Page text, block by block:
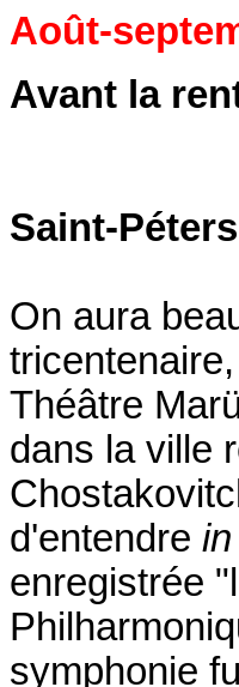
Août-
Avant la
Saint-
On aura
Théâtre
dans la ville
d'entendre
enregistrée
symphonie